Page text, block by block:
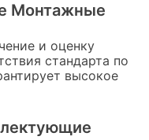
Монтажные
и оценку
стандарта по
высокое